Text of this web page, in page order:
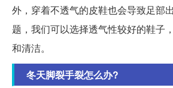
外，穿着不透气的皮鞋也会导致足部
题，我们可以选择透气性较好的鞋子
和清洁。
冬天脚裂手裂怎么办?